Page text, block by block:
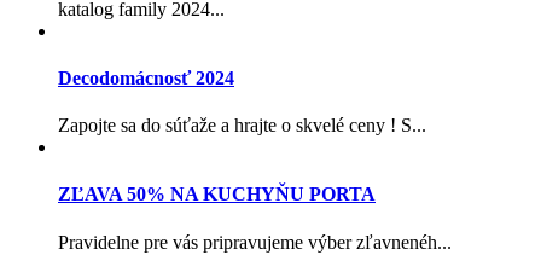
katalog family 2024...
Decodomácnosť 2024
Zapojte sa do súťaže a hrajte o skvelé ceny ! S...
ZĽAVA 50% NA KUCHYŇU PORTA
Pravidelne pre vás pripravujeme výber zľavnenéh...